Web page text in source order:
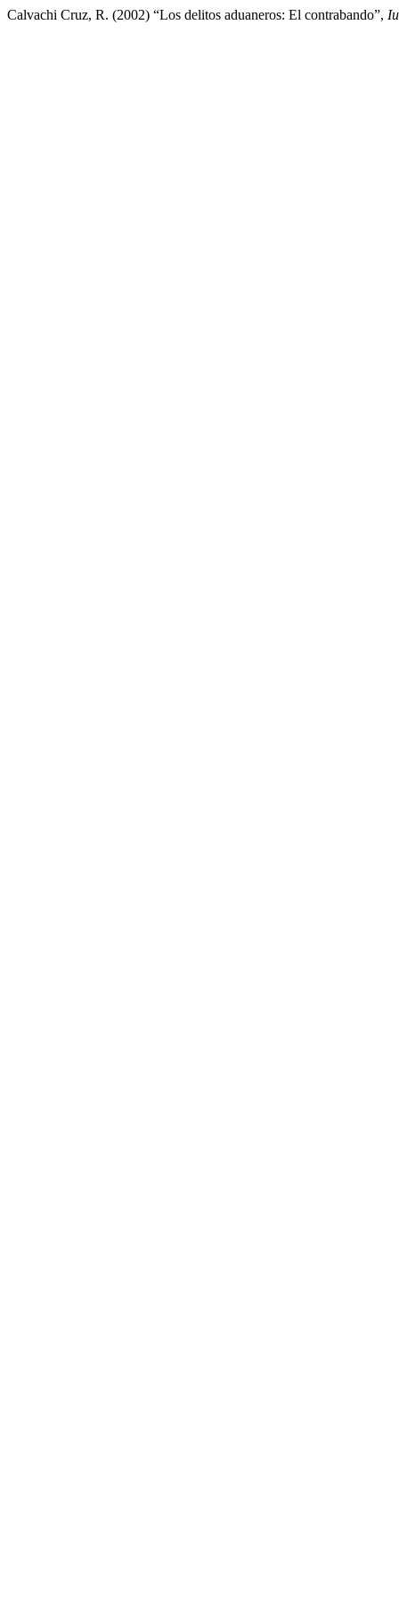
Calvachi Cruz, R. (2002) “Los delitos aduaneros: El contrabando”,